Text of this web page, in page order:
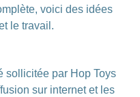
voici des idées
le travail.
sollicitée par Hop Toys
sur internet et les